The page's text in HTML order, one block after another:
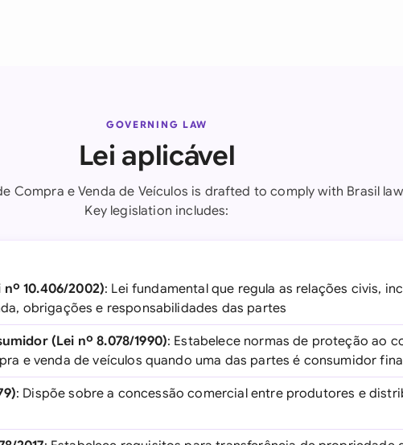
GOVERNING LAW
Lei aplicável
Compra e Venda de Veículos is drafted to comply with Brasil
Key legislation includes:
10.406/2002): Lei fundamental que regula as relações civis,
obrigações e responsabilidades das partes
(Lei nº 8.078/1990): Estabelece normas de proteção ao
e venda de veículos quando uma das partes é consumidor
: Dispõe sobre a concessão comercial entre produtores e